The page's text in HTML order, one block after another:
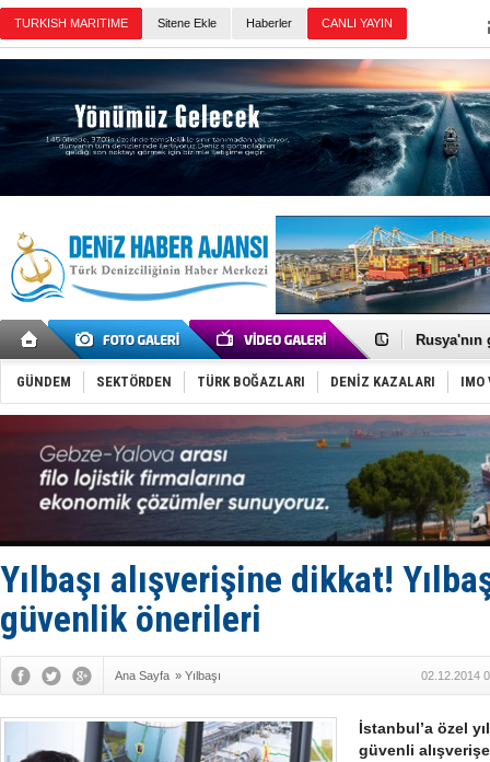
Sitene Ekle Haberler
Keşfedildi:
D-Marin,
Van’da
ASEAN ilk
TAYK -
İstanbul
Tersane
İngiliz
FESCO,
GÜNDEM SEKTÖRDEN TÜRK BOĞAZLARI DENİZ KAZALARI IMO
Yılbaşı alışverişine dikkat!
güvenlik önerileri
Ana Sayfa » Yılbaşı 02.12.2014
İstanbul’a özel
güvenli